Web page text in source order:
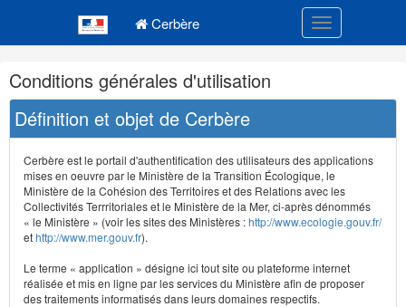
Cerbère Toggle
Navigation
et
outils
annexes
Conditions générales d'utilisation
Définition et objet de Cerbère
Cerbère est le portail d'authentification des utilisateurs des applications
mises en oeuvre par le Ministère de la Transition Écologique, le
Ministère de la Cohésion des Territoires et des Relations avec les
Collectivités Terrritoriales et le Ministère de la Mer, ci-après dénommés
« le Ministère » (voir les sites des Ministères :http://www.ecologie.gouv.fr/
ethttp://www.mer.gouv.fr).
Le terme « application » désigne ici tout site ou plateforme internet
réalisée et mis en ligne par les services du Ministère afin de proposer
des traitements informatisés dans leurs domaines respectifs.